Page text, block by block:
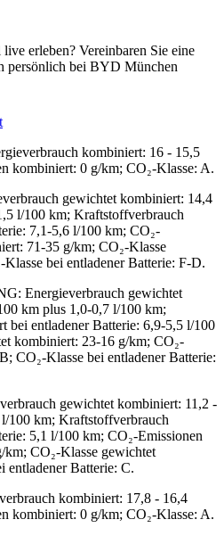
erleben? Vereinbaren Sie eine
persönlich bei BYD München
kombiniert: 16 - 15,5
kombiniert: 0 g/km; CO₂-Klasse: A.
gewichtet kombiniert: 14,4
l/100 km; Kraftstoffverbrauch
7,1-5,6 l/100 km; CO₂-
71-35 g/km; CO₂-Klasse
bei entladener Batterie: F-D.
: Energieverbrauch gewichtet
km plus 1,0-0,7 l/100 km;
bei entladener Batterie: 6,9-5,5 l/100
kombiniert: 23-16 g/km; CO₂-
CO₂-Klasse bei entladener Batterie:
gewichtet kombiniert: 11,2 -
100 km; Kraftstoffverbrauch
5,1 l/100 km; CO₂-Emissionen
CO₂-Klasse gewichtet
entladener Batterie: C.
kombiniert: 17,8 - 16,4
kombiniert: 0 g/km; CO₂-Klasse: A.